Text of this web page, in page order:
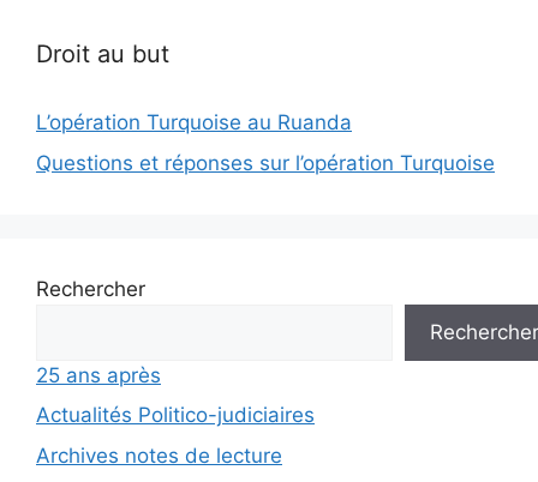
Droit au but
L’opération Turquoise au Ruanda
Questions et réponses sur l’opération Turquoise
Rechercher
Rechercher
25 ans après
Actualités Politico-judiciaires
Archives notes de lecture